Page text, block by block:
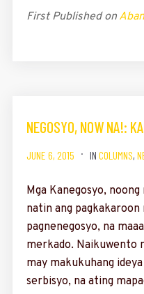
First Published on
NEGOSYO, NOW NA!:
JUNE 6, 2015 IN COLUMNS,
Mga Kanegosyo,
natin ang pagkakaroon
pagnenegosyo, na
merkado. Naikuwento
may makukuhang
serbisyo, na ating